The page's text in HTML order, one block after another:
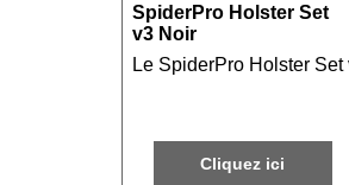
SpiderPro Holster Set
v3 Noir
Le SpiderPro Holster
Cliquez ici